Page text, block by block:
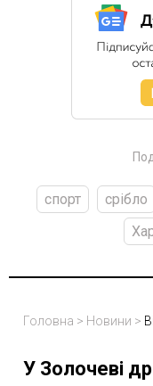
спорт срібло
Головна > Новини >
У Золочеві